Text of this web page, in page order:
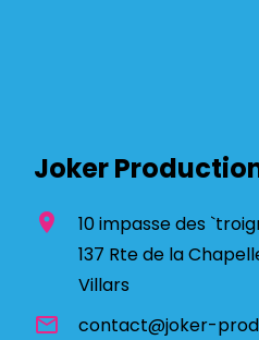
Joker
location_on
10 impasse des
137 Rte de la
Villars
mail_outline contact@joker-